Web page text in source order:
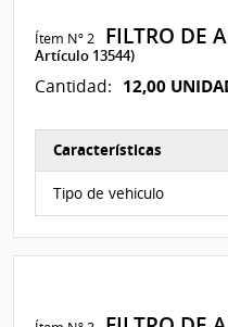
Ítem Nº 2 FILTRO DE
Artículo 13544)
Cantidad: 12,00
Características
Tipo de vehiculo